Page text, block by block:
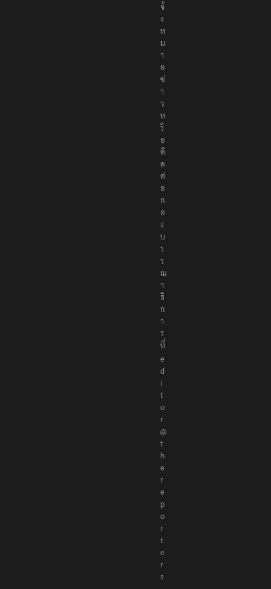
แ
จ้
ง
ห
ม
า
ย
ข่
า
ว
ห
รื
อ
ติ
ด
ต่
อ
ก
อ
ง
บ
ร
ร
ณ
า
ธิ
ก
า
ร
ที่
e
d
i
t
o
r
@
t
h
e
r
e
p
o
r
t
e
r